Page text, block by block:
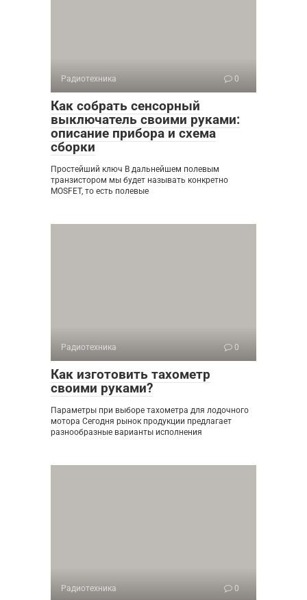
Радиотехника 0
Как собрать сенсорный
выключатель своими руками:
описание прибора и схема
сборки
Простейший ключ В дальнейшем полевым
транзистором мы будет называть конкретно
MOSFET, то есть полевые
Радиотехника 0
Как изготовить тахометр
своими руками?
Параметры при выборе тахометра для лодочного
мотора Сегодня рынок продукции предлагает
разнообразные варианты исполнения
Радиотехника 0